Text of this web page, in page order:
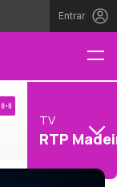
Entrar
TV
RTP